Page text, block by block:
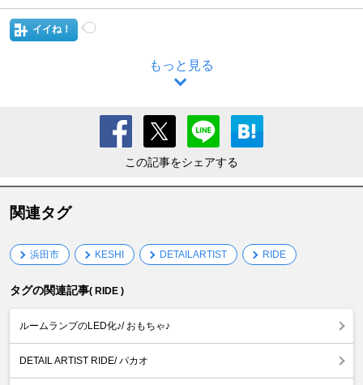
イイね！
もっと見る
この記事をシェアする
関連タグ
浜田市 KESHI DETAILARTIST RIDE
タグの関連記事( RIDE )
ルームランプのLED化♪/ おもちゃ♪
DETAIL ARTIST RIDE/ パカオ